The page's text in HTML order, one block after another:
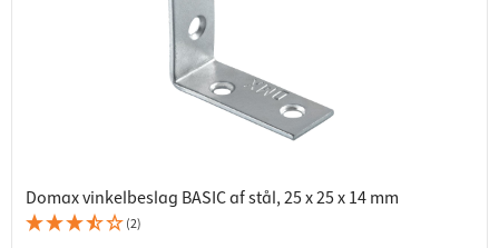
Domax vinkelbeslag BASIC af stål, 25 x 25 x 14 mm
(2)